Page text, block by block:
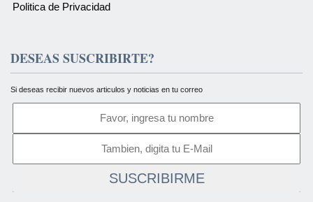
Politica de Privacidad
DESEAS SUSCRIBIRTE?
Si deseas recibir nuevos articulos y noticias en tu correo
SUSCRIBIRME